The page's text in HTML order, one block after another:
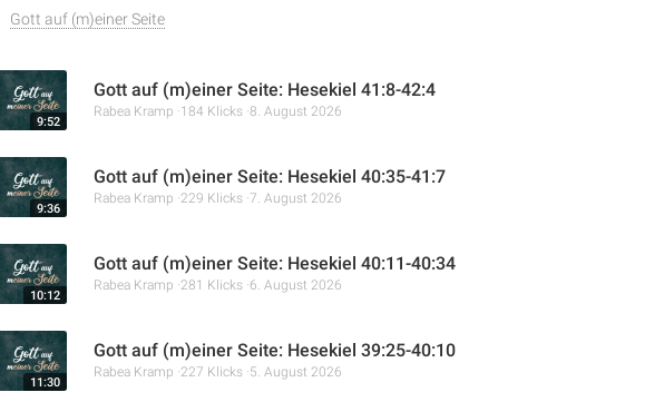
Gott auf (m)einer Seite
9:52
Gott auf (m)einer Seite: Hesekiel 41:8-42:4
Rabea Kramp 184 Klicks 8. August 2026
9:36
Gott auf (m)einer Seite: Hesekiel 40:35-41:7
Rabea Kramp 229 Klicks 7. August 2026
10:12
Gott auf (m)einer Seite: Hesekiel 40:11-40:34
Rabea Kramp 281 Klicks 6. August 2026
11:30
Gott auf (m)einer Seite: Hesekiel 39:25-40:10
Rabea Kramp 227 Klicks 5. August 2026